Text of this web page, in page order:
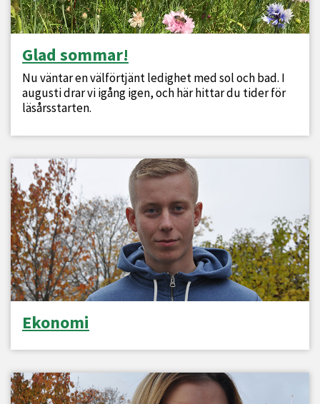
Glad sommar!
Nu väntar en välförtjänt ledighet med sol och bad. I
augusti drar vi igång igen, och här hittar du tider för
läsårsstarten.
Ekonomi